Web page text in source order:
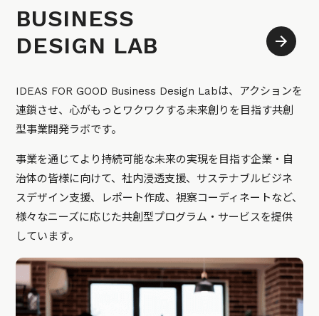
BUSINESS
DESIGN LAB
IDEAS FOR GOOD Business Design Labは、アクションを
連鎖させ、心がもっとワクワクする未来創りを目指す共創
型事業開発ラボです。
事業を通じてより持続可能な未来の実現を目指す企業・自
治体の皆様に向けて、社内浸透支援、サステナブルビジネ
スデザイン支援、レポート作成、視察コーディネートなど、
様々なニーズに応じた共創型プログラム・サービスを提供
しています。